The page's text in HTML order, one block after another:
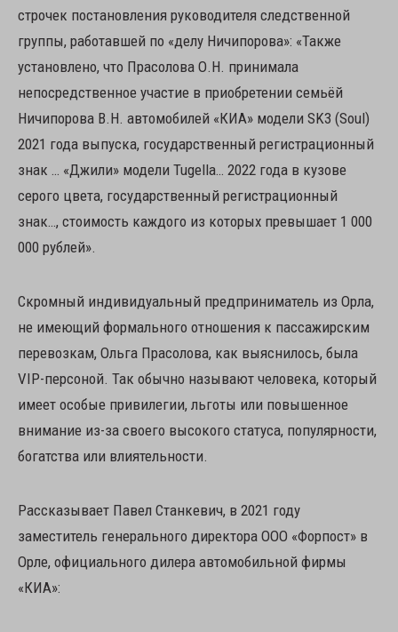
строчек постановления руководителя следственной
группы, работавшей по «делу Ничипорова»: «Также
установлено, что Прасолова О.Н. принимала
непосредственное участие в приобретении семьёй
Ничипорова В.Н. автомобилей «КИА» модели SK3 (Soul)
2021 года выпуска, государственный регистрационный
знак … «Джили» модели Tugella… 2022 года в кузове
серого цвета, государственный регистрационный
знак…, стоимость каждого из которых превышает 1 000
000 рублей».
Скромный индивидуальный предприниматель из Орла,
не имеющий формального отношения к пассажирским
перевозкам, Ольга Прасолова, как выяснилось, была
VIP-персоной. Так обычно называют человека, который
имеет особые привилегии, льготы или повышенное
внимание из-за своего высокого статуса, популярности,
богатства или влиятельности.
Рассказывает Павел Станкевич, в 2021 году
заместитель генерального директора ООО «Форпост» в
Орле, официального дилера автомобильной фирмы
«КИА»: